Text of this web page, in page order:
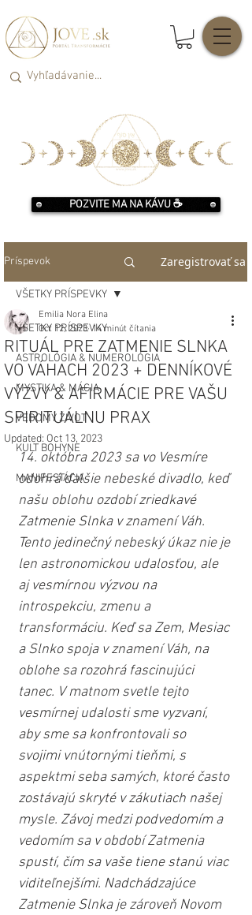
POZVITE MA NA KÁVU ☕️
Príspevok Zaregistrovať sa
VŠETKY PRÍSPEVKY
ASTROLÓGIA & NUMEROLÓGIA
MYSTIKA & MÁGIA
VEDOMÝ ŽIVOT
KULT BOHYNE
MANIFESTÁCIA
VŠETKY PRÍSPEVKY
RITUÁL PRE ZATMENIE SLNKA
VO VÁHACH 2023 + DENNÍKOVÉ
VÝZVY & AFIRMÁCIE PRE VAŠU
SPIRITUÁLNU PRAX
Emilia Nora Elina
Oct 12, 2023 14 minút čítania
Updated: Oct 13, 2023
14. októbra 2023 sa vo Vesmíre
odohrá ďalšie nebeské divadlo, keď
našu oblohu ozdobí zriedkavé
Zatmenie Slnka v znamení Váh.
Tento jedinečný nebeský úkaz nie je
len astronomickou udalosťou, ale
aj vesmírnou výzvou na
introspekciu, zmenu a
transformáciu. Keď sa Zem, Mesiac
a Slnko spoja v znamení Váh, na
oblohe sa rozohrá fascinujúci
tanec. V matnom svetle tejto
vesmírnej udalosti sme vyzvaní,
aby sme sa konfrontovali so
svojimi vnútornými tieňmi, s
aspektmi seba samých, ktoré často
zostávajú skryté v zákutiach našej
mysle. Závoj medzi podvedomím a
vedomím sa v období Zatmenia
spustí, čím sa vaše tiene stanú viac
viditeľnejšími. Nadchádzajúce
Zatmenie Slnka je zároveň Novom